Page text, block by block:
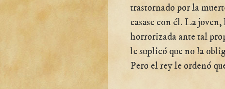
trastornado por la
casase con él. La
horrorizada ante tal
le suplicó que no la
Pero el rey le ordenó